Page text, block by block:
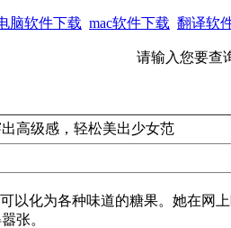
脑软件下载 mac软件下载 翻译软
请输入您要查
高级感，轻松美出少女范
以化为各种味道的糖果。她在网
张。